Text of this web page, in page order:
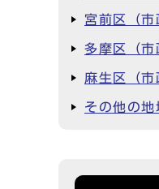
宮前区（市
多摩区（市
麻生区（市
その他の地